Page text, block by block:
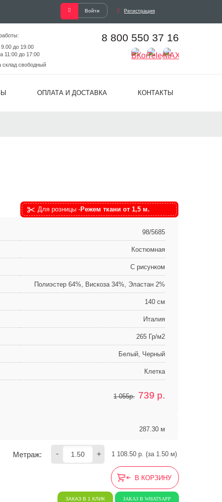
Войти Регистрация
до 19.00
11:00 до 17:00
склад свободный
8 800 550 37 16
ОПЛАТА И ДОСТАВКА КОНТАКТЫ
Для розницы -Режем ткани от 1,5 м.
98/5685
Костюмная
С рисунком
Полиэстер 64%, Вискоза 34%, Эластан 2%
140 см
Италия
265 Гр/м2
Белый, Черный
Клетка
1 055р. 739 р.
287.30 м
Метраж: - + 1 108.50 р. (за 1.50 м)
В КОРЗИНУ
ЗАКАЗ В 1 КЛИК ЗАКАЗ В WHATSAPP